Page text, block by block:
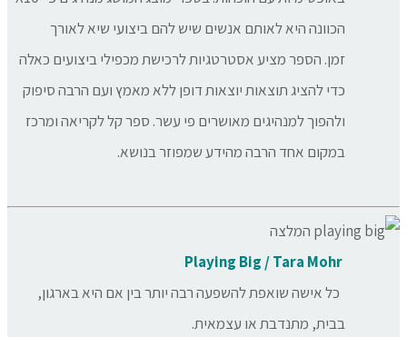
הכוונה היא לאותם אנשים שיש להם ביצועי שיא לאורך
זמן. הספר מציע אסטרטגיות לרכישת מכפילי ביצועים כאלה
כדי להציג תוצאות יוצאות דופן ללא מאמץ ועם הרבה סיפוק
ולהפוך למנהיגים מאושרים פי עשר. ספר קל לקריאה ומרכז
במקום אחד הרבה מהידע שמפוזר בנושא.
כל אישה שואפת להשפעה רבה יותר בין אם היא בארגון,
בבית, מתנדבת או עצמאית.